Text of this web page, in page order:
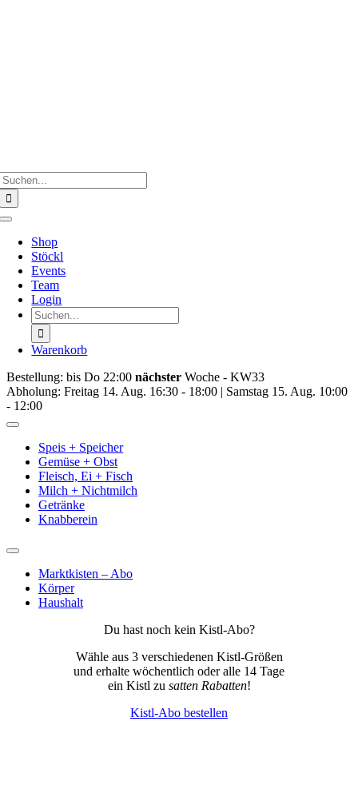
Toggle
Navigation
Shop
Stöckl
Events
Team
Login
Suche
nach:
Warenkorb
Bestellung: bis Do 22:00 nächster Woche - KW33
Abholung: Freitag 14. Aug. 16:30 - 18:00 | Samstag 15. Aug. 10:00
- 12:00
Toggle
NavigationSpeis + Speicher
Gemüse + Obst
Fleisch, Ei + Fisch
Milch + Nichtmilch
Getränke
Knabberein
Toggle
NavigationMarktkisten – Abo
Körper
Haushalt
Du hast noch kein Kistl-Abo?
Wähle aus 3 verschiedenen Kistl-Größen
und erhalte wöchentlich oder alle 14 Tage
ein Kistl zu satten Rabatten!
Kistl-Abo bestellen